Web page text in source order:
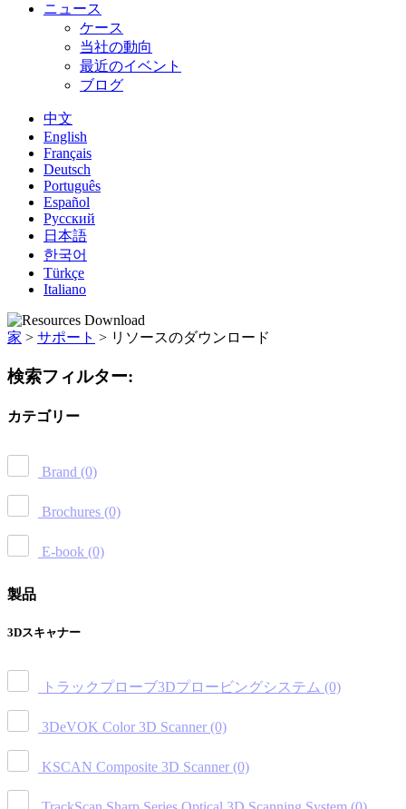
ニュース
ケース
当社の動向
最近のイベント
ブログ
中文
English
Français
Deutsch
Português
Español
Русский
日本語
한국어
Türkçe
Italiano
家 > サポート > リソースのダウンロード
検索フィルター:
カテゴリー
Brand (0)
Brochures (0)
E-book (0)
製品
3Dスキャナー
トラックプローブ3Dプロービングシステム (0)
3DeVOK Color 3D Scanner (0)
KSCAN Composite 3D Scanner (0)